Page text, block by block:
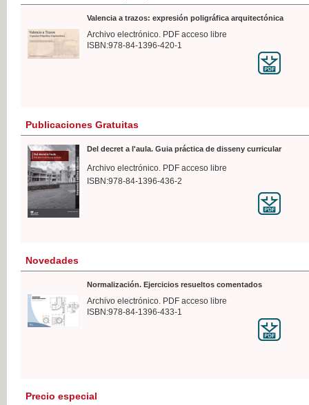
Valencia a trazos: expresión poligráfica arquitectónica
Archivo electrónico. PDF acceso libre
ISBN:978-84-1396-420-1
Publicaciones Gratuitas
Del decret a l'aula. Guia práctica de disseny curricular
Archivo electrónico. PDF acceso libre
ISBN:978-84-1396-436-2
Novedades
Normalización. Ejercicios resueltos comentados
Archivo electrónico. PDF acceso libre
ISBN:978-84-1396-433-1
Precio especial